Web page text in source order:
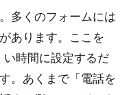
多くのフォームには
あります。ここを
い時間に設定するだ
。あくまで「電話を